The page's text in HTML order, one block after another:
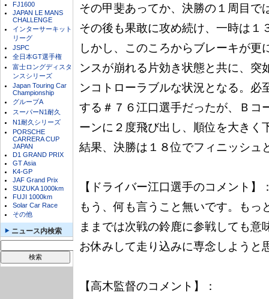
FJ1600
JAPAN LE MANS
CHALLENGE
インターサーキット
リーグ
JSPC
全日本GT選手権
富士ロングディスタ
ンスシリーズ
Japan Touring Car
Championship
グループA
スーパーN1耐久
N1耐久シリーズ
PORSCHE
CARRERA CUP
JAPAN
D1 GRAND PRIX
GT Asia
K4-GP
JAF Grand Prix
SUZUKA 1000km
FUJI 1000km
Solar Car Race
その他
ニュース内検索
その甲斐あってか、決勝の１周目で
その後も果敢に攻め続け、一時は１
しかし、このころからブレーキが更
ンスが崩れる片効き状態と共に、突
ンコトローラブルな状況となる。必
する＃７６江口選手だったが、Ｂコ
ーンに２度飛び出し、順位を大きく
結果、決勝は１８位でフィニッシュ
【ドライバー江口選手のコメント】
もう、何も言うこと無いです。もっ
ままでは次戦の鈴鹿に参戦しても
お休みして走り込みに専念しようと
【高木監督のコメント】：